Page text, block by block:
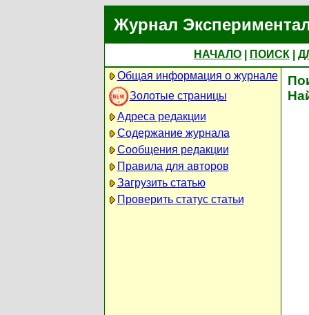
Журнал
НАЧАЛО ПОИСК
Общая информация о журнале
Золотые страницы
Адреса редакции
Содержание журнала
Сообщения редакции
Правила для авторов
Загрузить статью
Проверить статус статьи